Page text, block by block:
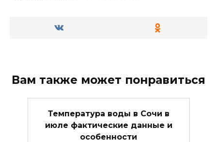
Вам также может понравиться
Температура воды в Сочи в
июле фактические данные и
особенности